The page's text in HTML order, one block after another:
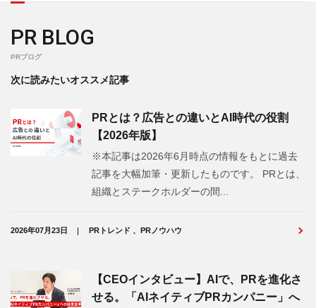
PR BLOG
PRブログ
次に読みたいオススメ記事
PRとは？広告との違いとAI時代の役割
【2026年版】
※本記事は2026年6月時点の情報をもとに過去
記事を大幅加筆・更新したものです。 PRとは、
組織とステークホルダーの間...
2026年07月23日 PRトレンド 、PRノウハウ
【CEOインタビュー】AIで、PRを進化さ
せる。「AIネイティブPRカンパニー」へ